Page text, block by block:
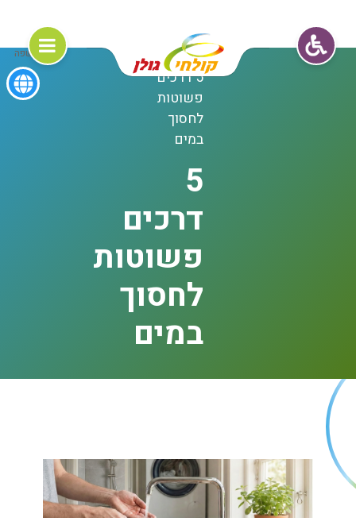
שפה
דף הבית
5 דרכים
פשוטות
לחסוך
במים
5
דרכים
פשוטות
לחסוך
במים